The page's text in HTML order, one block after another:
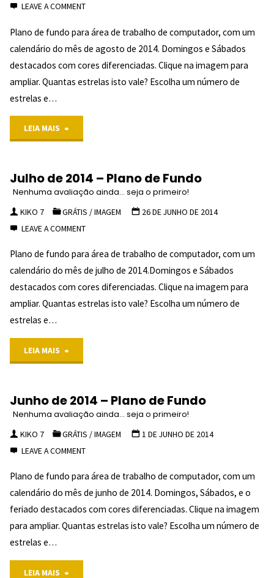
Plano
de
NENHUMA
PRIMEIRO!
LEAVE A COMMENT
Plano de fundo para área de trabalho de computador, com um
calendário do mês de agosto de 2014. Domingos e Sábados
destacados com cores diferenciadas. Clique na imagem para
ampliar. Quantas estrelas isto vale? Escolha um número de
estrelas e…
LEIA MAIS
2014
Plano
de
NENHUMA
PRIMEIRO!
Julho de 2014 – Plano de Fundo
Nenhuma avaliação ainda... seja o primeiro!
KIKO 7 GRÁTIS /IMAGEM
26 DE JUNHO DE 2014
LEAVE A COMMENT
Plano de fundo para área de trabalho de computador, com um
calendário do mês de julho de 2014.Domingos e Sábados
destacados com cores diferenciadas. Clique na imagem para
ampliar. Quantas estrelas isto vale? Escolha um número de
estrelas e…
LEIA MAIS
2014
Plano
de
Fundo
NENHUMA
Junho de 2014 – Plano de Fundo
Nenhuma avaliação ainda... seja o primeiro!
KIKO 7 GRÁTIS /IMAGEM
1 DE JUNHO DE 2014
LEAVE A COMMENT
Plano de fundo para área de trabalho de computador, com um
calendário do mês de junho de 2014. Domingos, Sábados, e o
feriado destacados com cores diferenciadas. Clique na imagem
para ampliar. Quantas estrelas isto vale? Escolha um número de
estrelas e…
LEIA MAIS